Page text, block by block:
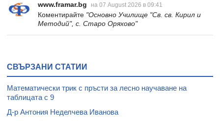
www.framar.bg на 07 August 2026 в 09:41
Коментирайте "Основно Училище "Св. св. Кирил и
Методий", с. Старо Оряхово"
СВЪРЗАНИ СТАТИИ
Математически трик с пръсти за лесно научаване на
таблицата с 9
Д-р Антония Неделчева Иванова